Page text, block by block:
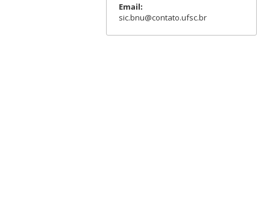
Email:
sic.bnu@contato.ufsc.br